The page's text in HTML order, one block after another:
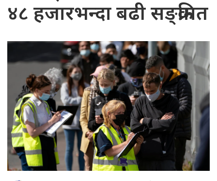
४८ हजारभन्दा बढी सङ्क्रमित